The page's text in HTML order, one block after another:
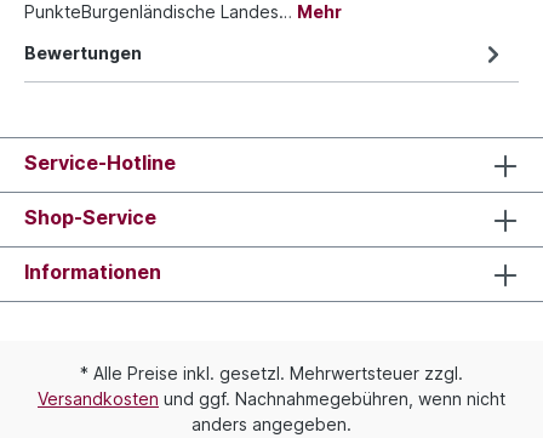
PunkteBurgenländische Landes… Mehr
Bewertungen
Service-Hotline
Shop-Service
Informationen
* Alle Preise inkl. gesetzl. Mehrwertsteuer zzgl.
Versandkosten und ggf. Nachnahmegebühren, wenn nicht
anders angegeben.